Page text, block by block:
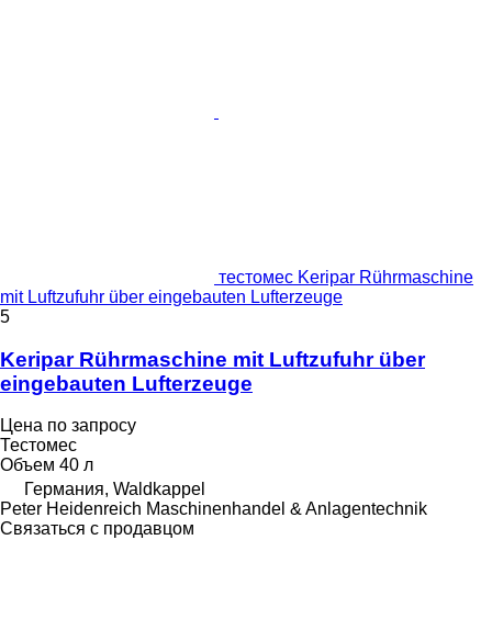
тестомес Keripar Rührmaschine
mit Luftzufuhr über eingebauten Lufterzeuge
5
Keripar Rührmaschine mit Luftzufuhr über
eingebauten Lufterzeuge
Цена по запросу
Тестомес
Объем 40 л
Германия, Waldkappel
Peter Heidenreich Maschinenhandel & Anlagentechnik
Связаться с продавцом